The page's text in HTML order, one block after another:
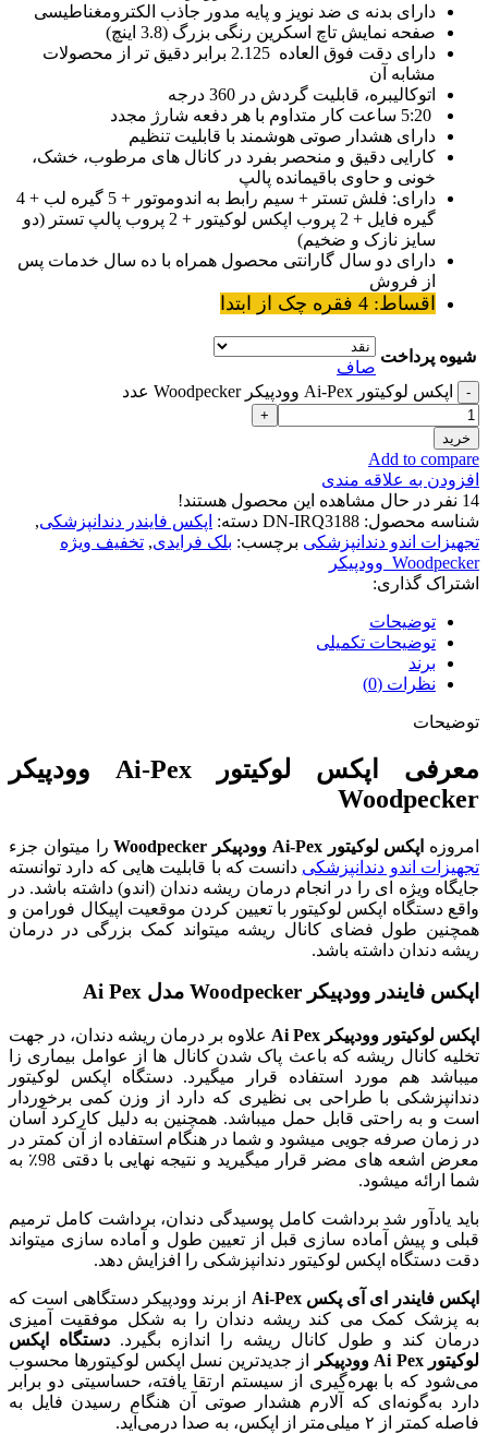
دارای بدنه ی ضد نویز و پایه مدور جاذب الکترومغناطیسی
صفحه نمایش تاچ اسکرین رنگی بزرگ (3.8 اینچ)
دارای دقت فوق العاده 2.125 برابر دقیق تر از محصولات
مشابه آن
اتوکالیبره، قابلیت گردش در 360 درجه
دارای هشدار صوتی هوشمند با قابلیت تنظیم
کارایی دقیق و منحصر بفرد در کانال های مرطوب، خشک،
خونی و حاوی باقیمانده پالپ
دارای: فلش تستر + سیم رابط به اندوموتور + 5 گیره لب + 4
گیره فایل + 2 پروب اپکس لوکیتور + 2 پروب پالپ تستر (دو
سایز نازک و ضخیم)
دارای دو سال گارانتی محصول همراه با ده سال خدمات پس
از فروش
اقساط: 4 فقره چک از ابتدا
شیوه پرداخت
صاف
اپکس لوکیتور Ai-Pex وودپیکر Woodpecker عدد
خرید
Add to compare
افزودن به علاقه مندی
14 نفر در حال مشاهده این محصول هستند!
شناسه محصول: DN-IRQ3188 دسته: اپکس فایندر دندانپزشکی,
تجهیزات اندو دندانپزشکی برچسب: بلک فرایدی, تخفیف ویژه
Woodpecker_وودپیکر
اشتراک گذاری:
توضیحات
توضیحات تکمیلی
برند
نظرات (0)
توضیحات
معرفی اپکس لوکیتور Ai-Pex وودپیکر
Woodpecker
امروزه اپکس لوکیتور Ai-Pex وودپیکر Woodpecker
را میتوان جزء
تجهیزات اندو دندانپزشکی دانست که با قابلیت هایی که دارد توانسته
جایگاه ویژه ای را در انجام درمان ریشه دندان (اندو) داشته باشد. در
واقع دستگاه اپکس لوکیتور با تعیین کردن موقعیت اپیکال فورامن و
همچنین طول فضای کانال ریشه میتواند کمک بزرگی در درمان
ریشه دندان داشته باشد.
اپکس فایندر وودپیکر Woodpecker مدل Ai Pex
اپکس لوکیتور وودپیکر Ai Pex
علاوه بر درمان ریشه دندان، در جهت
تخلیه کانال ریشه که باعث پاک شدن کانال ها از عوامل بیماری زا
میباشد هم مورد استفاده قرار میگیرد. دستگاه اپکس لوکیتور
دندانپزشکی با طراحی بی نظیری که دارد از وزن کمی برخوردار
است و به راحتی قابل حمل میباشد. همچنین به دلیل کارکرد آسان
در زمان صرفه جویی میشود و شما در هنگام استفاده از آن کمتر در
معرض اشعه های مضر قرار میگیرید و نتیجه نهایی با دقتی 98٪ به
شما ارائه میشود.
باید یادآور شد برداشت کامل پوسیدگی دندان، برداشت کامل ترمیم
قبلی و پیش آماده سازی قبل از تعیین طول و آماده سازی میتواند
دقت دستگاه اپکس لوکیتور دندانپزشکی را افزایش دهد.
اپکس فایندر ای آی پکس Ai-Pex
از برند وودپیکر دستگاهی است که
به پزشک کمک می‌ کند ریشه دندان را به شکل موفقیت آمیزی
درمان کند و طول کانال ریشه را اندازه بگیرد. دستگاه اپکس
لوکیتور Ai Pex وودپیکر
از جدیدترین نسل اپکس لوکیتورها محسوب
می‌شود که با بهره‌گیری از سیستم ارتقا یافته، حساسیتی دو برابر
دارد به‌گونه‌ای که آلارم هشدار صوتی آن هنگام رسیدن فایل به
فاصله کمتر از ۲ میلی‌متر از اپکس، به صدا درمی‌آید.